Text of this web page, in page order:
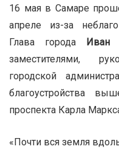
16 мая в Самаре
апреле из-за
Глава города
Иван
заместителями,
городской
благоустройства
проспекта Карла
«Почти вся земля